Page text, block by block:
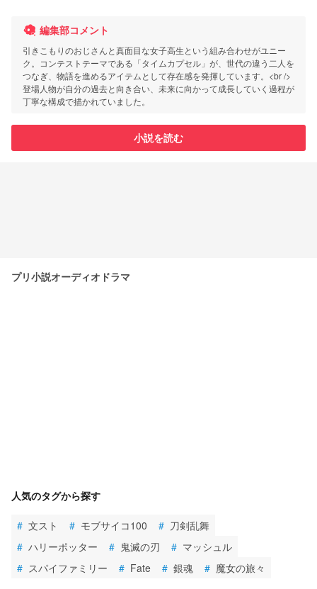
編集部コメント
引きこもりのおじさんと真面目な女子高生という組み合わせがユニー
ク。コンテストテーマである「タイムカプセル」が、世代の違う二人を
つなぎ、物語を進めるアイテムとして存在感を発揮しています。<br />
登場人物が自分の過去と向き合い、未来に向かって成長していく過程が
丁寧な構成で描かれていました。
小説を読む
プリ小説オーディオドラマ
人気のタグから探す
# 文スト # モブサイコ100 # 刀剣乱舞
# ハリーポッター # 鬼滅の刃 # マッシュル
# スパイファミリー # Fate # 銀魂 # 魔女の旅々